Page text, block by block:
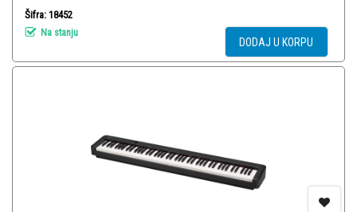
Šifra: 18452
Na stanju
DODAJ U KORPU